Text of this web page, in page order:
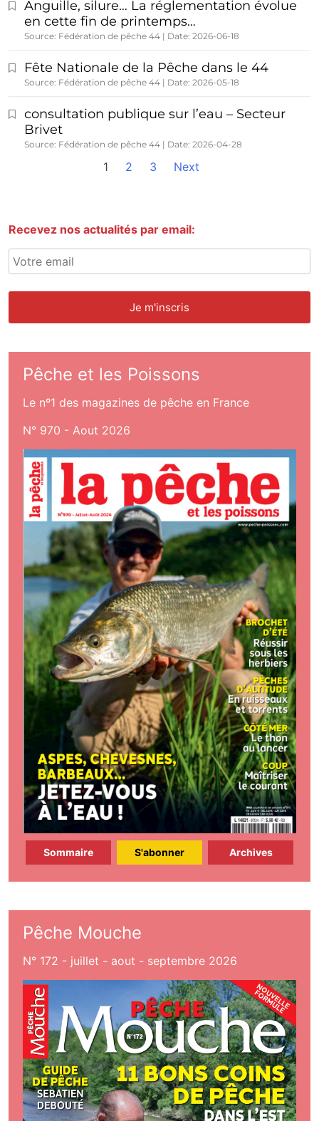
Anguille, silure… La réglementation évolue
en cette fin de printemps…
Source: Fédération de pêche 44 Date: 2026-06-18
Fête Nationale de la Pêche dans le 44
Source: Fédération de pêche 44 Date: 2026-05-18
consultation publique sur l’eau – Secteur
Brivet
Source: Fédération de pêche 44 Date: 2026-04-28
1 2 3 Next
Recevez nos actualités par email:
Pêche et les Poissons
Le nº1 des magazines de pêche en France
N° 970 - Aout 2026
Sommaire S'abonner Archives
Pêche Mouche
N° 172 - juillet - aout - septembre 2026